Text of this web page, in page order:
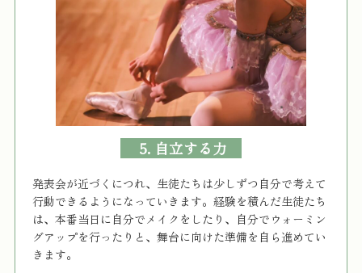
5. 自立する力
発表会が近づくにつれ、生徒たちは少しずつ自分で考えて
行動できるようになっていきます。経験を積んだ生徒たち
は、本番当日に自分でメイクをしたり、自分でウォーミン
グアップを行ったりと、舞台に向けた準備を自ら進めてい
きます。